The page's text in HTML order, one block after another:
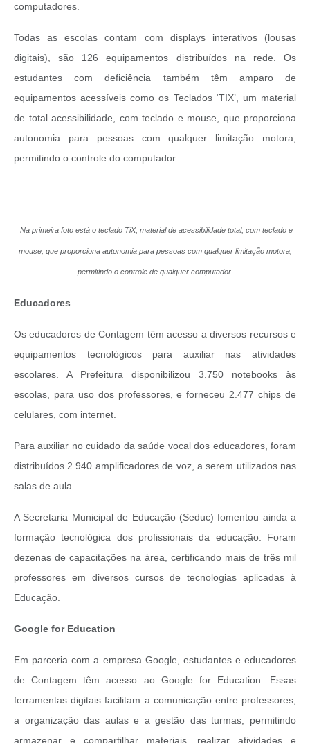
computadores.
Todas as escolas contam com displays interativos (lousas
digitais), são 126 equipamentos distribuídos na rede. Os
estudantes com deficiência também têm amparo de
equipamentos acessíveis como os Teclados ‘TIX’, um material
de total acessibilidade, com teclado e mouse, que proporciona
autonomia para pessoas com qualquer limitação motora,
permitindo o controle do computador.
Na primeira foto está o teclado TiX, material de acessibilidade total, com teclado e
mouse, que proporciona autonomia para pessoas com qualquer limitação motora,
permitindo o controle de qualquer computador.
Educadores
Os educadores de Contagem têm acesso a diversos recursos e
equipamentos tecnológicos para auxiliar nas atividades
escolares. A Prefeitura disponibilizou 3.750 notebooks às
escolas, para uso dos professores, e forneceu 2.477 chips de
celulares, com internet.
Para auxiliar no cuidado da saúde vocal dos educadores, foram
distribuídos 2.940 amplificadores de voz, a serem utilizados nas
salas de aula.
A Secretaria Municipal de Educação (Seduc) fomentou ainda a
formação tecnológica dos profissionais da educação. Foram
dezenas de capacitações na área, certificando mais de três mil
professores em diversos cursos de tecnologias aplicadas à
Educação.
Google for Education
Em parceria com a empresa Google, estudantes e educadores
de Contagem têm acesso ao Google for Education. Essas
ferramentas digitais facilitam a comunicação entre professores,
a organização das aulas e a gestão das turmas, permitindo
armazenar e compartilhar materiais, realizar atividades e